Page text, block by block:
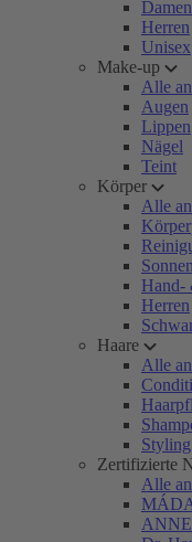
Damen
Herren
Unisex
Make-up
Alle
Augen
Lippen
Nägel
Teint
Körper
Alle
Hand-
Herren
Haare
Alle
Styling
Zertifizierte
Alle